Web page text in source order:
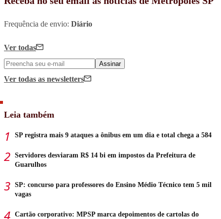
Frequência de envio: Diário
Ver todas
Assinar
Ver todas as newsletters
Leia também
SP registra mais 9 ataques a ônibus em um dia e total chega a 584
Servidores desviaram R$ 14 bi em impostos da Prefeitura de
Guarulhos
SP: concurso para professores do Ensino Médio Técnico tem 5 mil
vagas
Cartão corporativo: MPSP marca depoimentos de cartolas do